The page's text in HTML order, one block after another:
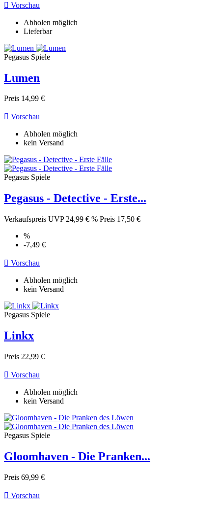
 Vorschau
Abholen möglich
Lieferbar
Pegasus Spiele
Lumen
Preis 14,99 €
 Vorschau
Abholen möglich
kein Versand
Pegasus Spiele
Pegasus - Detective - Erste...
Verkaufspreis UVP 24,99 € % Preis 17,50 €
%
-7,49 €
 Vorschau
Abholen möglich
kein Versand
Pegasus Spiele
Linkx
Preis 22,99 €
 Vorschau
Abholen möglich
kein Versand
Pegasus Spiele
Gloomhaven - Die Pranken...
Preis 69,99 €
 Vorschau